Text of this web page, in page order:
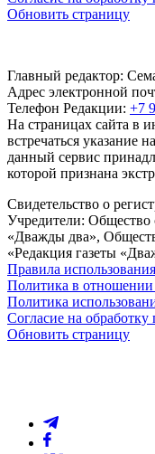
Обновить страницу
Главный редактор:
Адрес электронной
Телефон Редакции: +7
На страницах сайта в
встречаться указание
данный сервис
которой признана
Свидетельство о
Учредители: Общество
«Дважды два»,
«Редакция газеты
Правила
Политика в
Политика
Согласие на
Обновить страницу